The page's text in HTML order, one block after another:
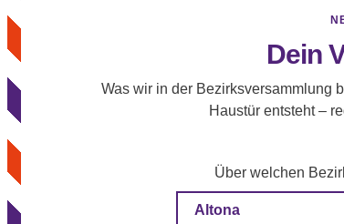
Dein
Was wir in der Bezirksversammlung
Haustür entsteht –
Über welchen
Altona